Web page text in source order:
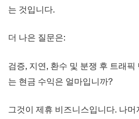
는 것입니다.
더 나은 질문은:
검증, 지연, 환수 및 분쟁 후 트래픽
는 현금 수익은 얼마입니까?
그것이 제휴 비즈니스입니다. 나